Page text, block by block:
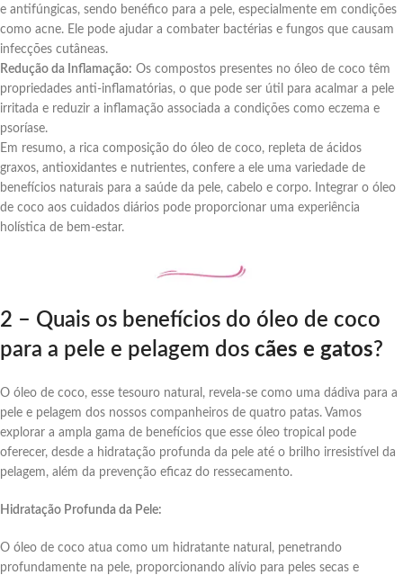
e antifúngicas, sendo benéfico para a pele, especialmente em condições
como acne. Ele pode ajudar a combater bactérias e fungos que causam
infecções cutâneas.
Redução da Inflamação: Os compostos presentes no óleo de coco têm
propriedades anti-inflamatórias, o que pode ser útil para acalmar a pele
irritada e reduzir a inflamação associada a condições como eczema e
psoríase.
Em resumo, a rica composição do óleo de coco, repleta de ácidos
graxos, antioxidantes e nutrientes, confere a ele uma variedade de
benefícios naturais para a saúde da pele, cabelo e corpo. Integrar o óleo
de coco aos cuidados diários pode proporcionar uma experiência
holística de bem-estar.
2 – Quais os benefícios do óleo de coco
para a pele e pelagem dos cães e gatos?
O óleo de coco, esse tesouro natural, revela-se como uma dádiva para a
pele e pelagem dos nossos companheiros de quatro patas. Vamos
explorar a ampla gama de benefícios que esse óleo tropical pode
oferecer, desde a hidratação profunda da pele até o brilho irresistível da
pelagem, além da prevenção eficaz do ressecamento.
Hidratação Profunda da Pele:
O óleo de coco atua como um hidratante natural, penetrando
profundamente na pele, proporcionando alívio para peles secas e